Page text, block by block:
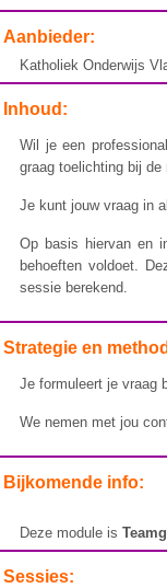
Aanbieder:
Katholiek Onderwijs
Inhoud:
Wil je een
graag toelichting bij de
Je kunt jouw vraag in
Op basis hiervan en
behoeften voldoet.
sessie berekend.
Strategie en
Je formuleert je vraag
We nemen met jou
Bijkomende info:
Deze module is
Sessies: